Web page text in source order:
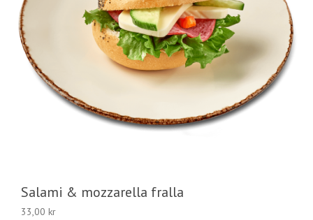
Salami & mozzarella fralla
33,00 kr